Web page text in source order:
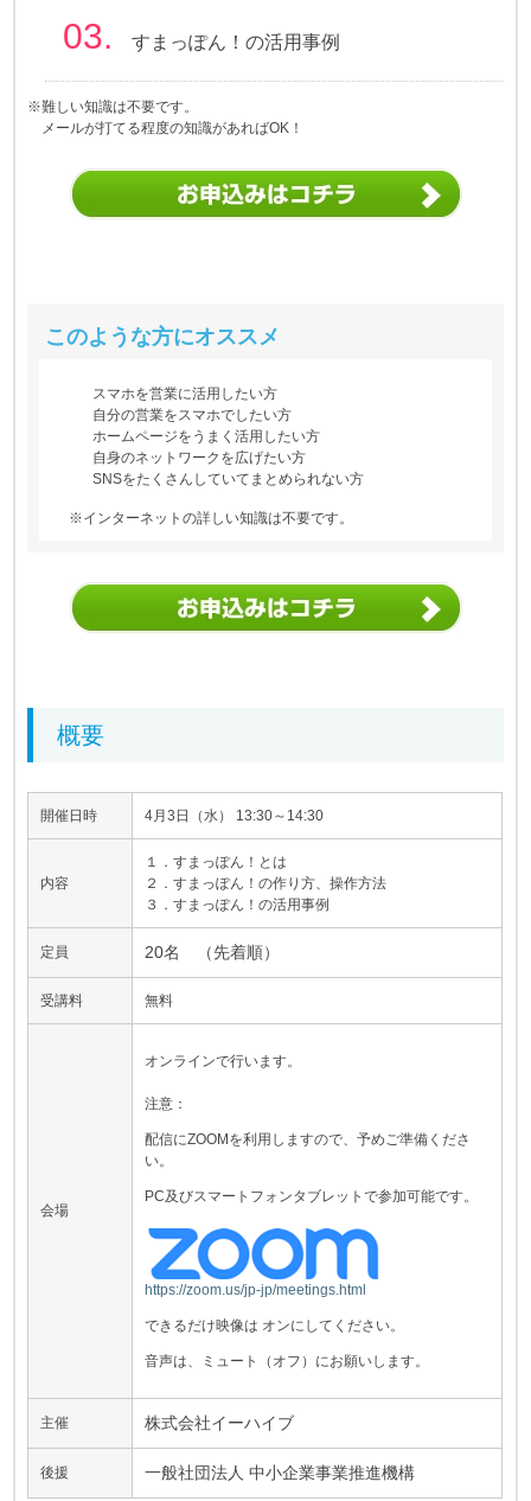
03. すまっぽん！の活用事例
※難しい知識は不要です。
メールが打てる程度の知識があればOK！
このような方にオススメ
スマホを営業に活用したい方
自分の営業をスマホでしたい方
ホームページをうまく活用したい方
自身のネットワークを広げたい方
SNSをたくさんしていてまとめられない方
※インターネットの詳しい知識は不要です。
概要
開催日時 4月3日（水） 13:30～14:30
内容
１．すまっぽん！とは
２．すまっぽん！の作り方、操作方法
３．すまっぽん！の活用事例
定員 20名 （先着順）
受講料 無料
会場
オンラインで行います。
注意：
配信にZOOMを利用しますので、予めご準備くださ
い。
PC及びスマートフォンタブレットで参加可能です。
https://zoom.us/jp-jp/meetings.html
できるだけ映像は オンにしてください。
音声は、ミュート（オフ）にお願いします。
主催 株式会社イーハイブ
後援 一般社団法人 中小企業事業推進機構